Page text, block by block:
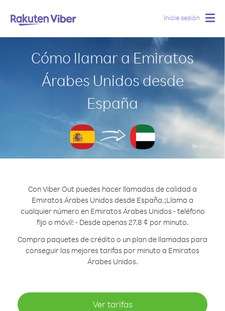
Inicie sesión
Cómo llamar a Emiratos
Árabes Unidos desde
España
Con Viber Out puedes hacer llamadas de calidad a
Emiratos Árabes Unidos desde España.¡Llama a
cualquier número en Emiratos Árabes Unidos - teléfono
fijo o móvil! - Desde apenas 27.8 ¢ por minuto.
Compra paquetes de crédito o un plan de llamadas para
conseguir las mejores tarifas por minuto a Emiratos
Árabes Unidos.
Ver tarifas